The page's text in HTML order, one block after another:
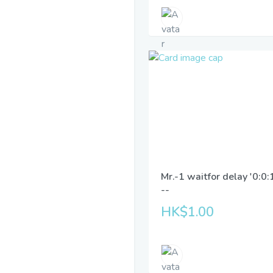
Mr.-1 waitfor delay
--
HK$1.00